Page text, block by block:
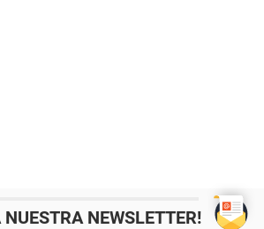
NUESTRA NEWSLETTER!